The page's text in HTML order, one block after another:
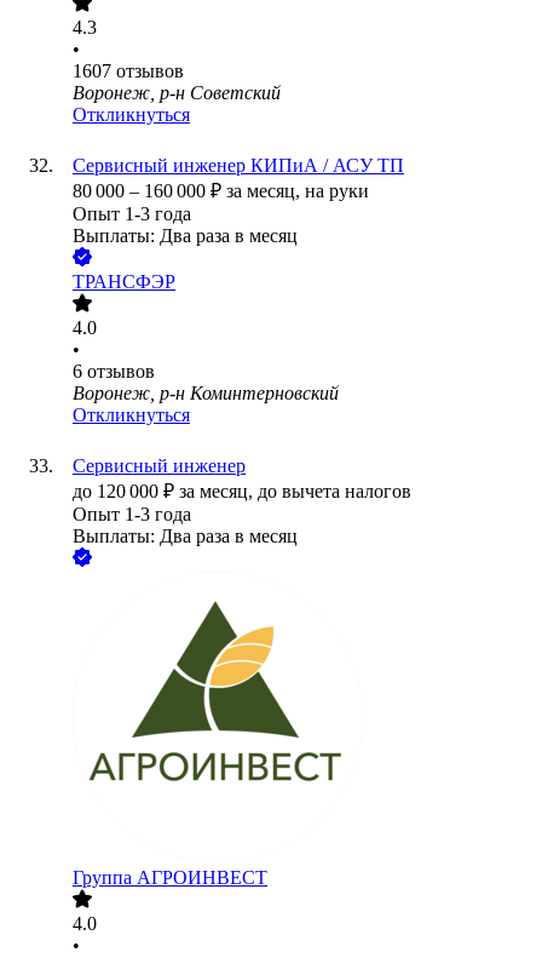
4.3
•
1607 отзывов
Воронеж, р-н Советский
Откликнуться
Сервисный инженер КИПиА / АСУ ТП
80 000 – 160 000 ₽ за месяц, на руки
Опыт 1-3 года
Выплаты: Два раза в месяц
ТРАНСФЭР
4.0
•
6 отзывов
Воронеж, р-н Коминтерновский
Откликнуться
Сервисный инженер
до 120 000 ₽ за месяц, до вычета налогов
Опыт 1-3 года
Выплаты: Два раза в месяц
Группа АГРОИНВЕСТ
4.0
•